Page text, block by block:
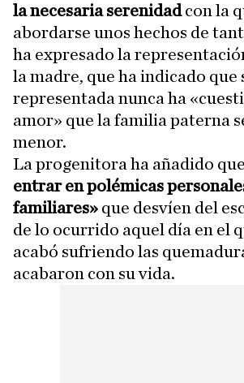
la necesaria serenidadcon la
abordarse unos hechos de
ha expresado la
la madre, que ha indicado que
representada nunca ha
amor» que la familia paterna
menor.
La progenitora ha añadido
entrar en polémicas
familiares» que desvíen del
de lo ocurrido aquel día en el
acabó sufriendo las
acabaron con su vida.